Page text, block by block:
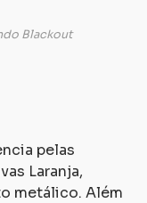
Blackout
pelas
Laranja,
metálico. Além